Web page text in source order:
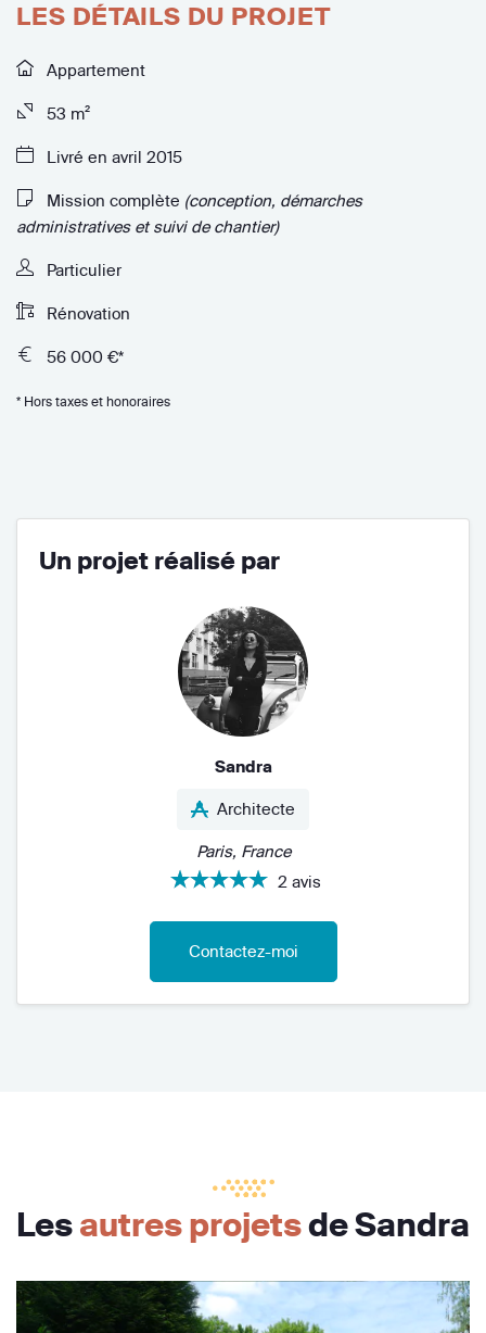
LES DÉTAILS DU PROJET
Appartement
53 m²
Livré en avril 2015
Mission complète (conception, démarches
administratives et suivi de chantier)
Particulier
Rénovation
56 000 €*
* Hors taxes et honoraires
Un projet réalisé par
Sandra
Architecte
Paris, France
2 avis
Contactez-moi
Lesautres projetsde Sandra